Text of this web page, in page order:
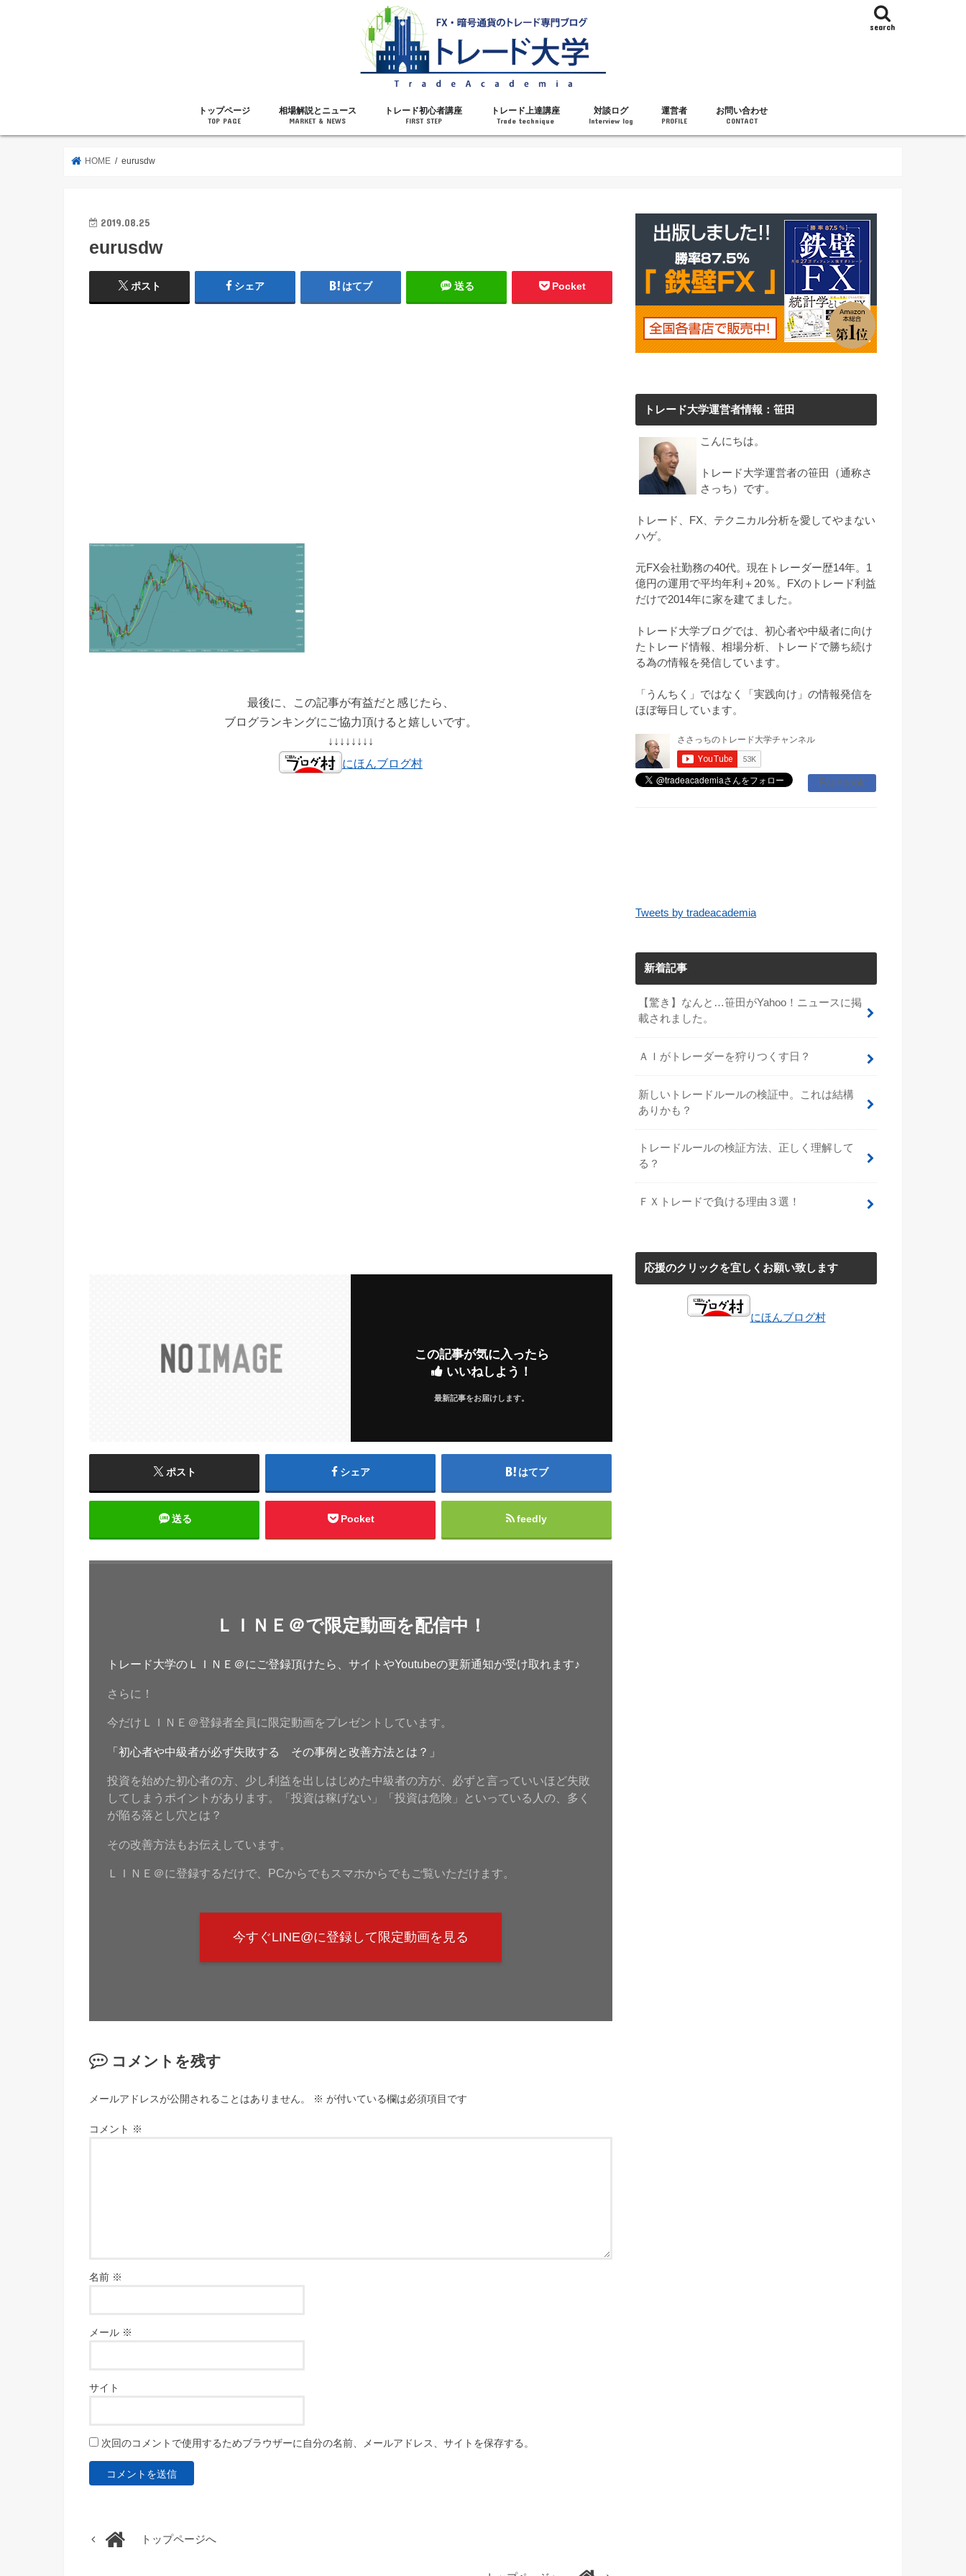
search
トップページ
TOP PAGE
相場解説とニュース
MARKET & NEWS
トレード初心者講座
FIRST STEP
トレード上達講座
Trade technique
対談ログ
Interview log
運営者
PROFILE
お問い合わせ
CONTACT
HOME eurusdw
2019.08.25
eurusdw
ポスト シェア はてブ 送る Pocket
最後に、この記事が有益だと感じたら、
ブログランキングにご協力頂けると嬉しいです。
↓↓↓↓↓↓↓↓
にほんブログ村
この記事が気に入ったら
いいねしよう！
最新記事をお届けします。
ポスト シェア はてブ
送る Pocket feedly
ＬＩＮＥ＠で限定動画を配信中！
トレード大学のＬＩＮＥ＠にご登録頂けたら、サイトやYoutubeの更新通知が受け取れます♪
さらに！
今だけＬＩＮＥ＠登録者全員に限定動画をプレゼントしています。
「初心者や中級者が必ず失敗する その事例と改善方法とは？」
投資を始めた初心者の方、少し利益を出しはじめた中級者の方が、必ずと言っていいほど失敗
してしまうポイントがあります。「投資は稼げない」「投資は危険」といっている人の、多く
が陥る落とし穴とは？
その改善方法もお伝えしています。
ＬＩＮＥ＠に登録するだけで、PCからでもスマホからでもご覧いただけます。
今すぐLINE@に登録して限定動画を見る
コメントを残す
メールアドレスが公開されることはありません。 ※ が付いている欄は必須項目です
コメント ※
名前 ※
メール ※
サイト
次回のコメントで使用するためブラウザーに自分の名前、メールアドレス、サイトを保存する。
トップページへ
トレード大学運営者情報：笹田
こんにちは。
トレード大学運営者の笹田（通称さ
さっち）です。
トレード、FX、テクニカル分析を愛してやまない
ハゲ。
元FX会社勤務の40代。現在トレーダー歴14年。1
億円の運用で平均年利＋20％。FXのトレード利益
だけで2014年に家を建てました。
トレード大学ブログでは、初心者や中級者に向け
たトレード情報、相場分析、トレードで勝ち続け
る為の情報を発信しています。
「うんちく」ではなく「実践向け」の情報発信を
ほぼ毎日しています。
Facebook
Tweets by tradeacademia
新着記事
【驚き】なんと…笹田がYahoo！ニュースに掲
載されました。
ＡＩがトレーダーを狩りつくす日？
新しいトレードルールの検証中。これは結構
ありかも？
トレードルールの検証方法、正しく理解して
る？
ＦＸトレードで負ける理由３選！
応援のクリックを宜しくお願い致します
にほんブログ村